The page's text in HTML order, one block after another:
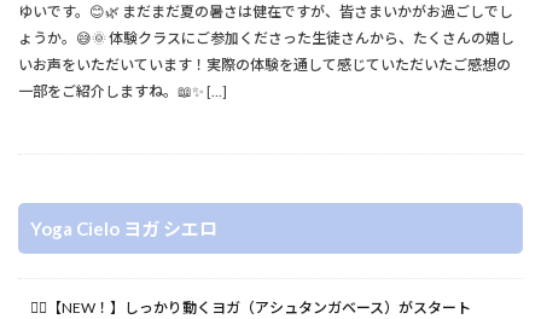
ゆいです。😊🌿 まだまだ夏の暑さは健在ですが、皆さまいかがお過ごしでし
ょうか。😅🌞 体験クラスにご参加くださった生徒さんから、たくさんの嬉し
いお声をいただいています！実際の体験を通して感じていただいたご感想の
一部をご紹介しますね。📖✨ […]
Yoga Cielo ヨガ シエロ
🧘‍♀️【NEW！】しっかり動くヨガ（アシュタンガベース）がスタート